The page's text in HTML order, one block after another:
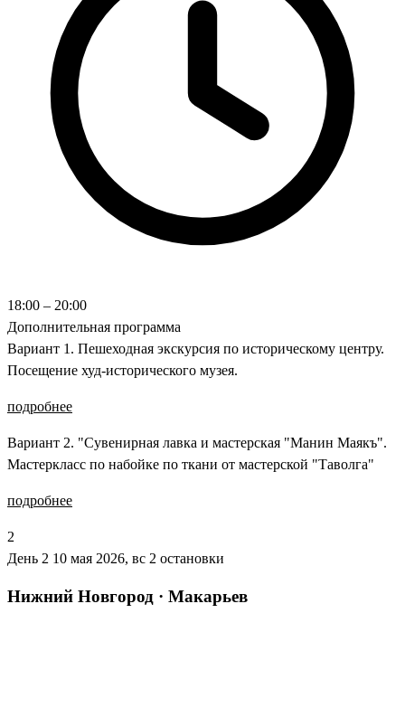
18:00 – 20:00
Дополнительная программа
Вариант 1. Пешеходная экскурсия по историческому центру.
Посещение худ-исторического музея.
подробнее
Вариант 2. "Сувенирная лавка и мастерская "Манин Маякъ".
Мастеркласс по набойке по ткани от мастерской "Таволга"
подробнее
2
День 2 10 мая 2026, вс 2 остановки
Нижний Новгород · Макарьев